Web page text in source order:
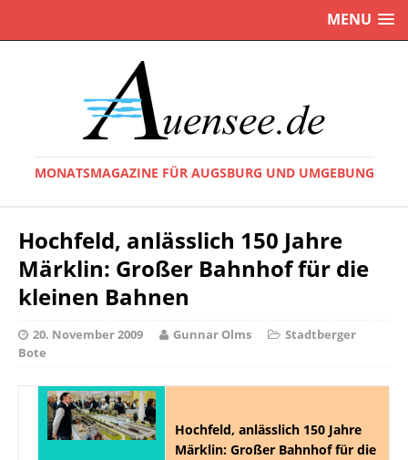
MENU
MONATSMAGAZINE FÜR AUGSBURG UND UMGEBUNG
Hochfeld, anlässlich 150 Jahre
Märklin: Großer Bahnhof für die
kleinen Bahnen
20. November 2009 Gunnar Olms
Stadtberger
Bote
Hochfeld, anlässlich 150 Jahre
Märklin: Großer Bahnhof für die